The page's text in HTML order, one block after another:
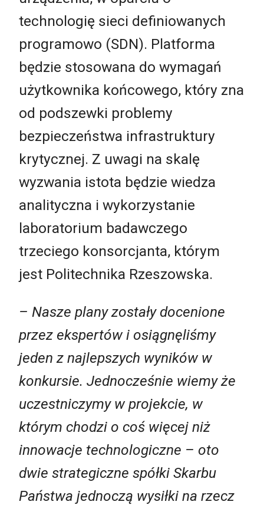
technologię sieci definiowanych
programowo (SDN). Platforma
będzie stosowana do wymagań
użytkownika końcowego, który zna
od podszewki problemy
bezpieczeństwa infrastruktury
krytycznej. Z uwagi na skalę
wyzwania istota będzie wiedza
analityczna i wykorzystanie
laboratorium badawczego
trzeciego konsorcjanta, którym
jest Politechnika Rzeszowska.
– Nasze plany zostały docenione
przez ekspertów i osiągnęliśmy
jeden z najlepszych wyników w
konkursie. Jednocześnie wiemy że
uczestniczymy w projekcie, w
którym chodzi o coś więcej niż
innowacje technologiczne – oto
dwie strategiczne spółki Skarbu
Państwa jednoczą wysiłki na rzecz